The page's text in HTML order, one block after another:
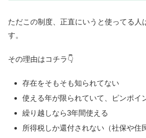
ただこの制度、正直にいうと使ってる人
す。
その理由はコチラ👇
存在をそもそも知られてない
使える年が限られていて、ピンポイ
繰り越しなら3年間使える
所得税しか還付されない（社保や住